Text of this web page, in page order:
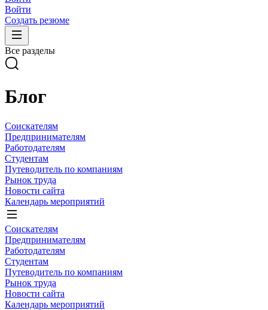
Войти
Создать резюме
Все разделы
Блог
Соискателям
Предпринимателям
Работодателям
Студентам
Путеводитель по компаниям
Рынок труда
Новости сайта
Календарь мероприятий
Соискателям
Предпринимателям
Работодателям
Студентам
Путеводитель по компаниям
Рынок труда
Новости сайта
Календарь мероприятий